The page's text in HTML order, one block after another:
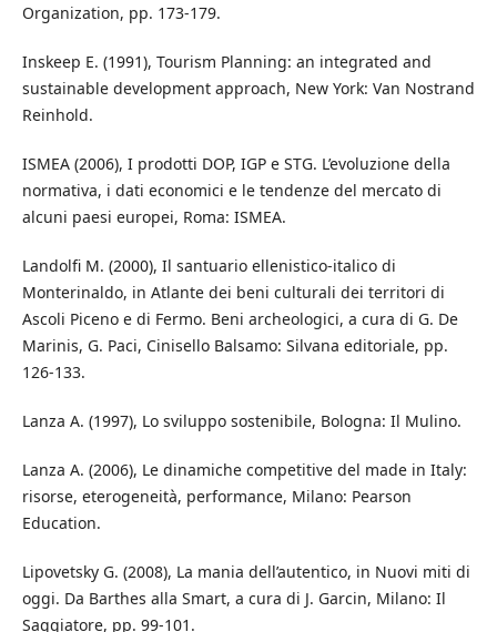
Organization, pp. 173-179.
Inskeep E. (1991), Tourism Planning: an integrated and
sustainable development approach, New York: Van Nostrand
Reinhold.
ISMEA (2006), I prodotti DOP, IGP e STG. L’evoluzione della
normativa, i dati economici e le tendenze del mercato di
alcuni paesi europei, Roma: ISMEA.
Landolfi M. (2000), Il santuario ellenistico-italico di
Monterinaldo, in Atlante dei beni culturali dei territori di
Ascoli Piceno e di Fermo. Beni archeologici, a cura di G. De
Marinis, G. Paci, Cinisello Balsamo: Silvana editoriale, pp.
126-133.
Lanza A. (1997), Lo sviluppo sostenibile, Bologna: Il Mulino.
Lanza A. (2006), Le dinamiche competitive del made in Italy:
risorse, eterogeneità, performance, Milano: Pearson
Education.
Lipovetsky G. (2008), La mania dell’autentico, in Nuovi miti di
oggi. Da Barthes alla Smart, a cura di J. Garcin, Milano: Il
Saggiatore, pp. 99-101.